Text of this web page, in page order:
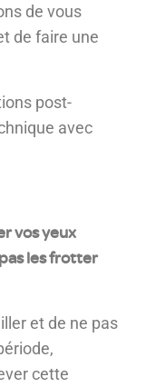
de vous
de faire une
post-
avec
vos yeux
les frotter
et de ne pas
cette